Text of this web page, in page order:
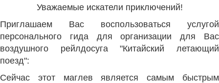
Уважаемые искатели приключений!
Приглашаем Вас воспользоваться услугой
персонального гида для организации для Вас
воздушного рейлдосуга "Китайский летающий
поезд":
Сейчас этот маглев является самым быстрым